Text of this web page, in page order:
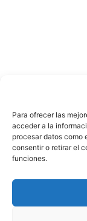
Para ofrecer las
acceder a la
procesar datos como
consentir o retirar el
funciones.